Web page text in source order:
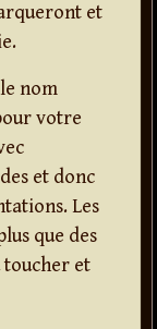
et
nom
votre
et donc
Les
que des
toucher et